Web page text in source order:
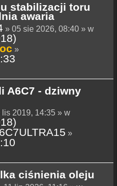
stabilizacji toru
awaria
» 05 sie 2026, 08:40 » w
»
A6C7 - dziwny
lis 2019, 14:35 » w
»
ciśnienia oleju